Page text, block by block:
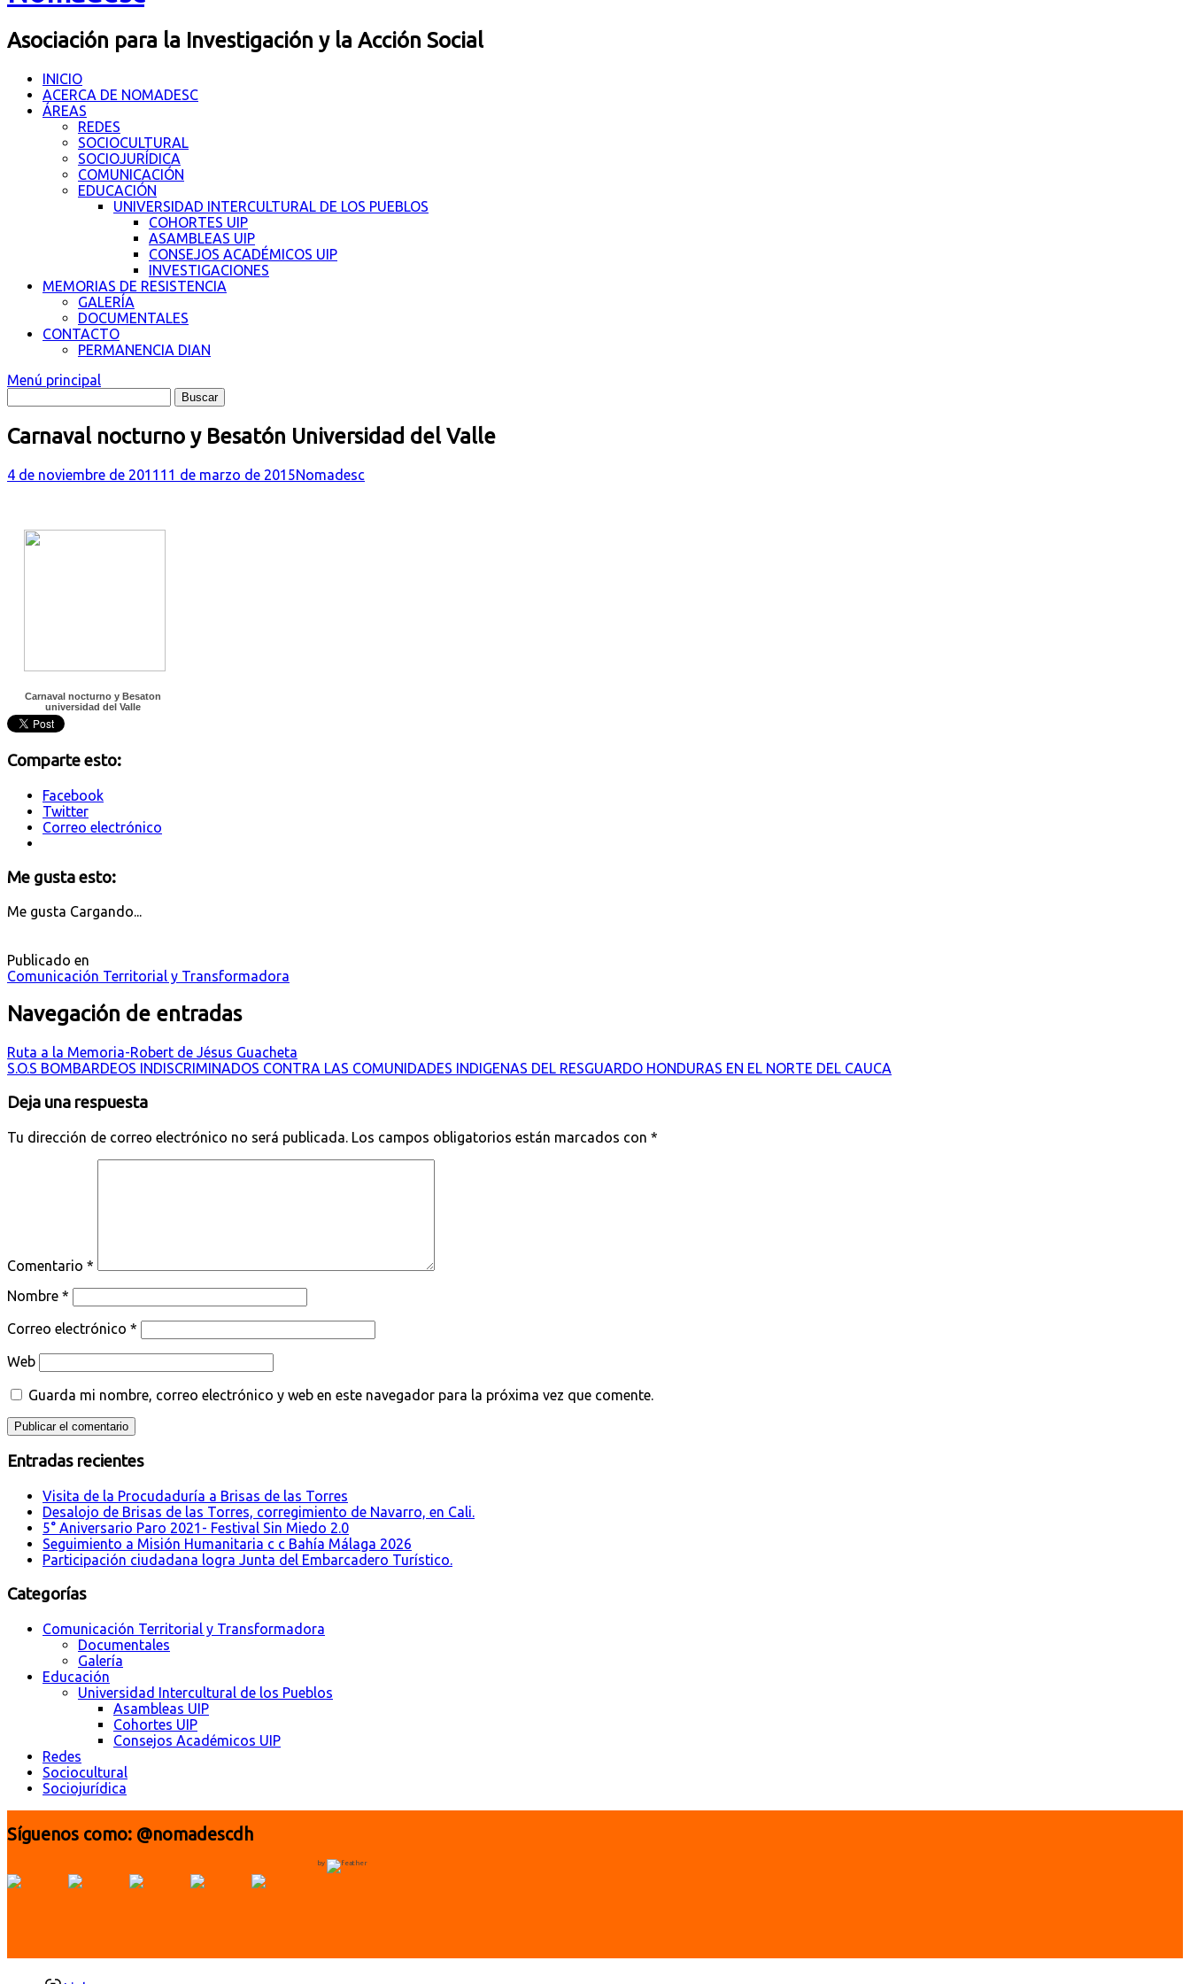
Asociación para la Investigación y la Acción Social
INICIO
ACERCA DE NOMADESC
ÁREAS
REDES
SOCIOCULTURAL
SOCIOJURÍDICA
COMUNICACIÓN
EDUCACIÓN
UNIVERSIDAD INTERCULTURAL DE LOS PUEBLOS
COHORTES UIP
ASAMBLEAS UIP
CONSEJOS ACADÉMICOS UIP
INVESTIGACIONES
MEMORIAS DE RESISTENCIA
GALERÍA
DOCUMENTALES
CONTACTO
PERMANENCIA DIAN
Menú principal
Carnaval nocturno y Besatón Universidad del Valle
4 de noviembre de 2011 11 de marzo de 2015Nomadesc
Carnaval nocturno y Besaton
universidad del Valle
Comparte esto:
Facebook
Twitter
Correo electrónico
Me gusta esto:
Me gusta Cargando...
Publicado en
Comunicación Territorial y Transformadora
Navegación de entradas
Ruta a la Memoria-Robert de Jésus Guacheta
S.O.S BOMBARDEOS INDISCRIMINADOS CONTRA LAS COMUNIDADES INDIGENAS DEL RESGUARDO HONDURAS EN EL NORTE DEL CAUCA
Deja una respuesta
Tu dirección de correo electrónico no será publicada. Los campos obligatorios están marcados con *
Comentario *
Nombre *
Correo electrónico *
Web
Guarda mi nombre, correo electrónico y web en este navegador para la próxima vez que comente.
Entradas recientes
Visita de la Procudaduría a Brisas de las Torres
Desalojo de Brisas de las Torres, corregimiento de Navarro, en Cali.
5° Aniversario Paro 2021- Festival Sin Miedo 2.0
Seguimiento a Misión Humanitaria c c Bahía Málaga 2026
Participación ciudadana logra Junta del Embarcadero Turístico.
Categorías
Comunicación Territorial y Transformadora
Documentales
Galería
Educación
Universidad Intercultural de los Pueblos
Asambleas UIP
Cohortes UIP
Consejos Académicos UIP
Redes
Sociocultural
Sociojurídica
Síguenos como: @nomadescdh
by